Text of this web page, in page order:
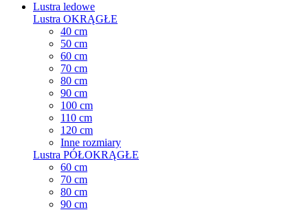
Lustra ledowe
Lustra OKRĄGŁE
40 cm
50 cm
60 cm
70 cm
80 cm
90 cm
100 cm
110 cm
120 cm
Inne rozmiary
Lustra PÓŁOKRĄGŁE
60 cm
70 cm
80 cm
90 cm